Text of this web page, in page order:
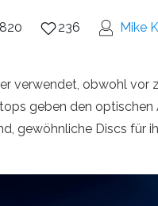
236 Mike
verwendet, obwohl vor
geben den
gewöhnliche Discs für